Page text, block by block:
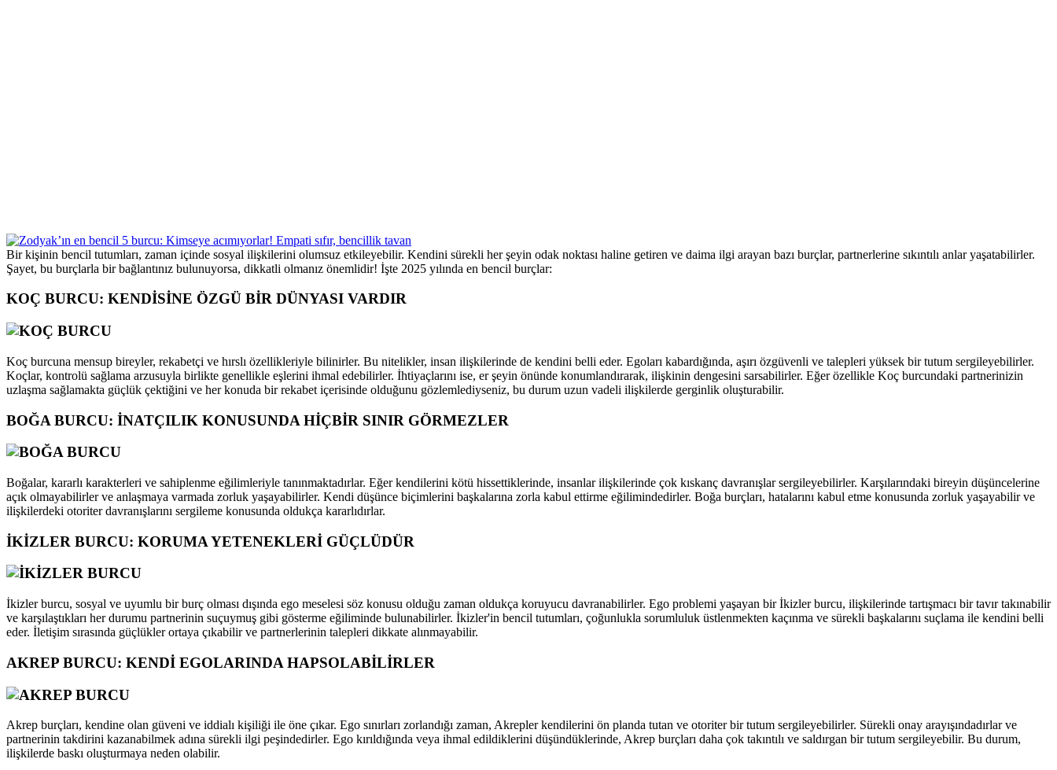
Bir kişinin bencil tutumları, zaman içinde sosyal ilişkilerini olumsuz etkileyebilir. Kendini sürekli her şeyin odak noktası haline getiren ve daima ilgi arayan bazı burçlar, partnerlerine sıkıntılı anlar yaşatabilirler.
Şayet, bu burçlarla bir bağlantınız bulunuyorsa, dikkatli olmanız önemlidir! İşte 2025 yılında en bencil burçlar:
KOÇ BURCU: KENDİSİNE ÖZGÜ BİR DÜNYASI VARDIR
Koç burcuna mensup bireyler, rekabetçi ve hırslı özellikleriyle bilinirler. Bu nitelikler, insan ilişkilerinde de kendini belli eder. Egoları kabardığında, aşırı özgüvenli ve talepleri yüksek bir tutum sergileyebilirler.
Koçlar, kontrolü sağlama arzusuyla birlikte genellikle eşlerini ihmal edebilirler. İhtiyaçlarını ise, er şeyin önünde konumlandırarak, ilişkinin dengesini sarsabilirler. Eğer özellikle Koç burcundaki partnerinizin
uzlaşma sağlamakta güçlük çektiğini ve her konuda bir rekabet içerisinde olduğunu gözlemlediyseniz, bu durum uzun vadeli ilişkilerde gerginlik oluşturabilir.
BOĞA BURCU: İNATÇILIK KONUSUNDA HİÇBİR SINIR GÖRMEZLER
Boğalar, kararlı karakterleri ve sahiplenme eğilimleriyle tanınmaktadırlar. Eğer kendilerini kötü hissettiklerinde, insanlar ilişkilerinde çok kıskanç davranışlar sergileyebilirler. Karşılarındaki bireyin düşüncelerine
açık olmayabilirler ve anlaşmaya varmada zorluk yaşayabilirler. Kendi düşünce biçimlerini başkalarına zorla kabul ettirme eğilimindedirler. Boğa burçları, hatalarını kabul etme konusunda zorluk yaşayabilir ve
ilişkilerdeki otoriter davranışlarını sergileme konusunda oldukça kararlıdırlar.
İKİZLER BURCU: KORUMA YETENEKLERİ GÜÇLÜDÜR
İkizler burcu, sosyal ve uyumlu bir burç olması dışında ego meselesi söz konusu olduğu zaman oldukça koruyucu davranabilirler. Ego problemi yaşayan bir İkizler burcu, ilişkilerinde tartışmacı bir tavır takınabilir
ve karşılaştıkları her durumu partnerinin suçuymuş gibi gösterme eğiliminde bulunabilirler. İkizler'in bencil tutumları, çoğunlukla sorumluluk üstlenmekten kaçınma ve sürekli başkalarını suçlama ile kendini belli
eder. İletişim sırasında güçlükler ortaya çıkabilir ve partnerlerinin talepleri dikkate alınmayabilir.
AKREP BURCU: KENDİ EGOLARINDA HAPSOLABİLİRLER
Akrep burçları, kendine olan güveni ve iddialı kişiliği ile öne çıkar. Ego sınırları zorlandığı zaman, Akrepler kendilerini ön planda tutan ve otoriter bir tutum sergileyebilirler. Sürekli onay arayışındadırlar ve
partnerinin takdirini kazanabilmek adına sürekli ilgi peşindedirler. Ego kırıldığında veya ihmal edildiklerini düşündüklerinde, Akrep burçları daha çok takıntılı ve saldırgan bir tutum sergileyebilir. Bu durum,
ilişkilerde baskı oluşturmaya neden olabilir.